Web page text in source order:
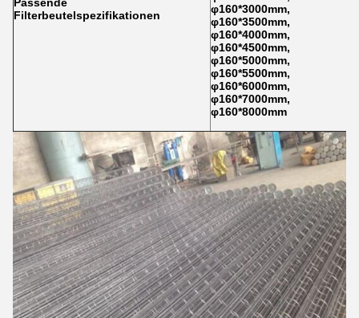
Filterbeutelspezifikationen
φ160*3000mm,
φ160*3500mm,
φ160*4000mm,
φ160*4500mm,
φ160*5000mm,
φ160*5500mm,
φ160*6000mm,
φ160*7000mm,
φ160*8000mm